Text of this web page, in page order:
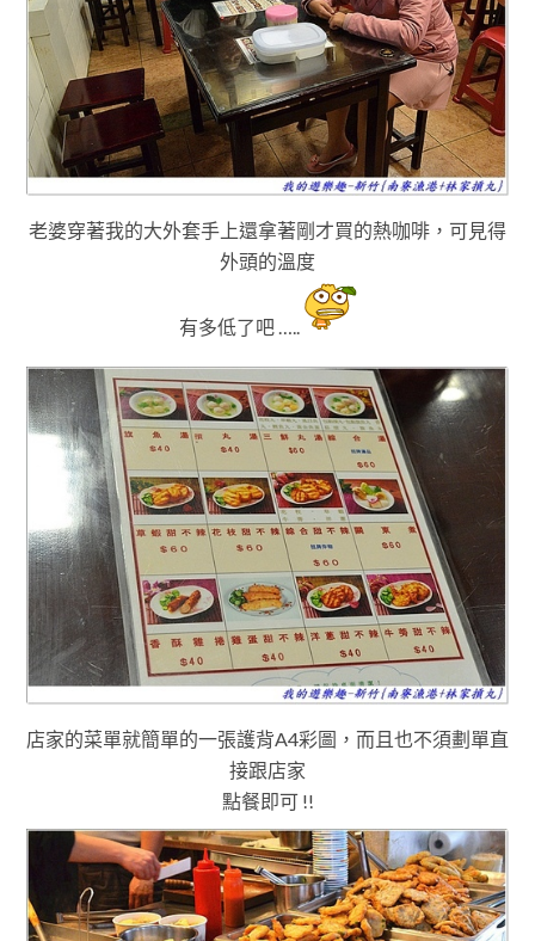
老婆穿著我的大外套手上還拿著剛才買的熱咖啡 ，可見得
外頭的溫度
有多低了吧 …..
店家的菜單就簡單的一張護背A4彩圖，而且也不須劃單直
接跟店家
點餐即可 !!